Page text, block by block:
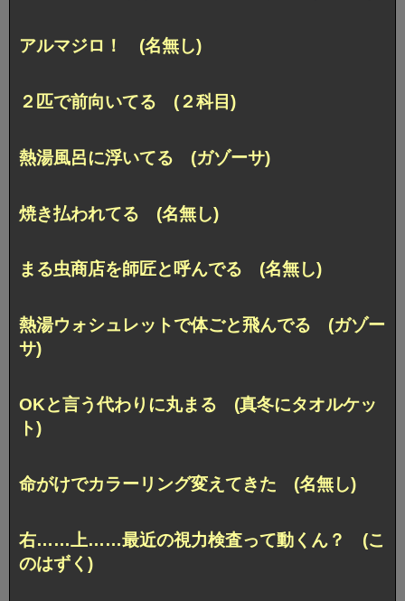
アルマジロ！ (名無し)
２匹で前向いてる (２科目)
熱湯風呂に浮いてる (ガゾーサ)
焼き払われてる (名無し)
まる虫商店を師匠と呼んでる (名無し)
熱湯ウォシュレットで体ごと飛んでる (ガゾー
サ)
OKと言う代わりに丸まる (真冬にタオルケッ
ト)
命がけでカラーリング変えてきた (名無し)
右……上……最近の視力検査って動くん？ (こ
のはずく)